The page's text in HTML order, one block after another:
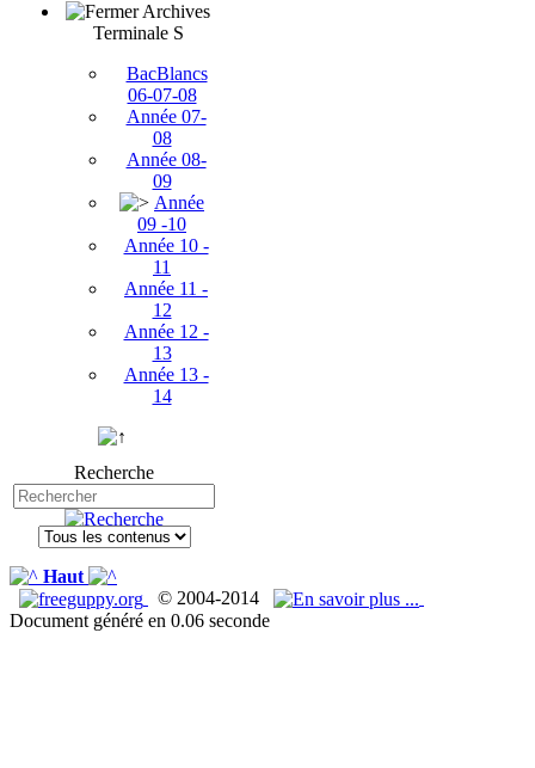
Archives
Terminale S
BacBlancs
06-07-08
Année 07-
08
Année 08-
09
Année
09 -10
Année 10 -
11
Année 11 -
12
Année 12 -
13
Année 13 -
14
Recherche
Haut
© 2004-2014
Document généré en 0.06 seconde